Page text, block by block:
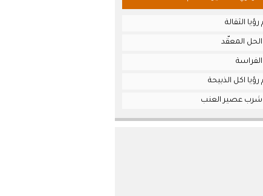
الثقالة
المعقّد
اكل الذبيحة
شرب عصير العنب